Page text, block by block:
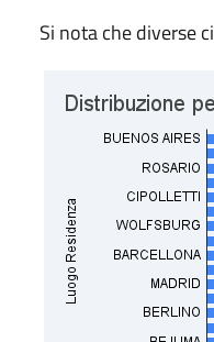
Si nota che diverse